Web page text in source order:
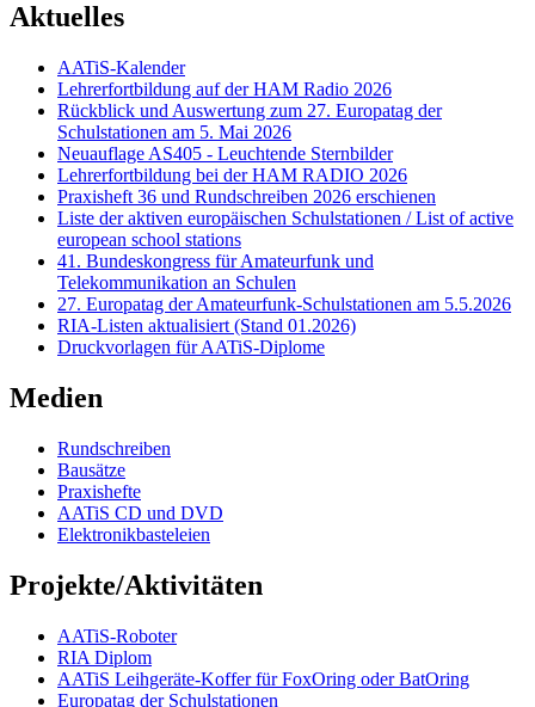
Aktuelles
AATiS-Kalender
Lehrerfortbildung auf der HAM Radio 2026
Rückblick und Auswertung zum 27. Europatag der
Schulstationen am 5. Mai 2026
Neuauflage AS405 - Leuchtende Sternbilder
Lehrerfortbildung bei der HAM RADIO 2026
Praxisheft 36 und Rundschreiben 2026 erschienen
Liste der aktiven europäischen Schulstationen / List of active
european school stations
41. Bundeskongress für Amateurfunk und
Telekommunikation an Schulen
27. Europatag der Amateurfunk-Schulstationen am 5.5.2026
RIA-Listen aktualisiert (Stand 01.2026)
Druckvorlagen für AATiS-Diplome
Medien
Rundschreiben
Bausätze
Praxishefte
AATiS CD und DVD
Elektronikbasteleien
Projekte/Aktivitäten
AATiS-Roboter
RIA Diplom
AATiS Leihgeräte-Koffer für FoxOring oder BatOring
Europatag der Schulstationen